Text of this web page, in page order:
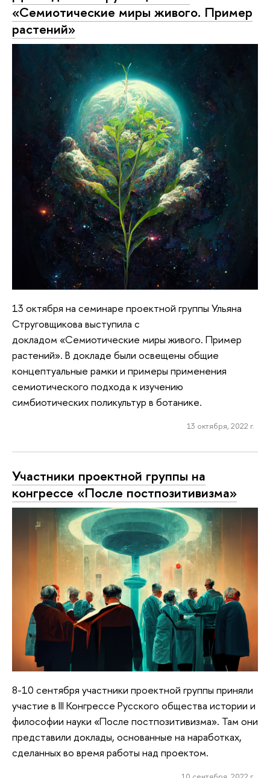
«Семиотические миры живого. Пример
растений»
13 октября на семинаре проектной группы Ульяна
Струговщикова выступила с
докладом «Семиотические миры живого. Пример
растений». В докладе были освещены общие
концептуальные рамки и примеры применения
семиотического подхода к изучению
симбиотических поликультур в ботанике.
13 октября, 2022 г.
Участники проектной группы на
конгрессе «После постпозитивизма»
8-10 сентября участники проектной группы приняли
участие в III Конгрессе Русского общества истории и
философии науки «После постпозитивизма». Там они
представили доклады, основанные на наработках,
сделанных во время работы над проектом.